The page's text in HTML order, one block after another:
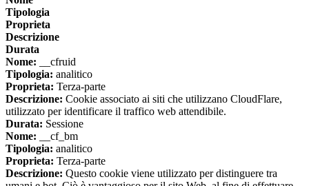
Tipologia
Proprieta
Descrizione
Durata
Nome: __cfruid
Tipologia: analitico
Proprieta: Terza-parte
Descrizione: Cookie associato ai siti che utilizzano CloudFlare,
utilizzato per identificare il traffico web attendibile.
Durata: Sessione
Nome: __cf_bm
Tipologia: analitico
Proprieta: Terza-parte
Descrizione: Questo cookie viene utilizzato per distinguere tra